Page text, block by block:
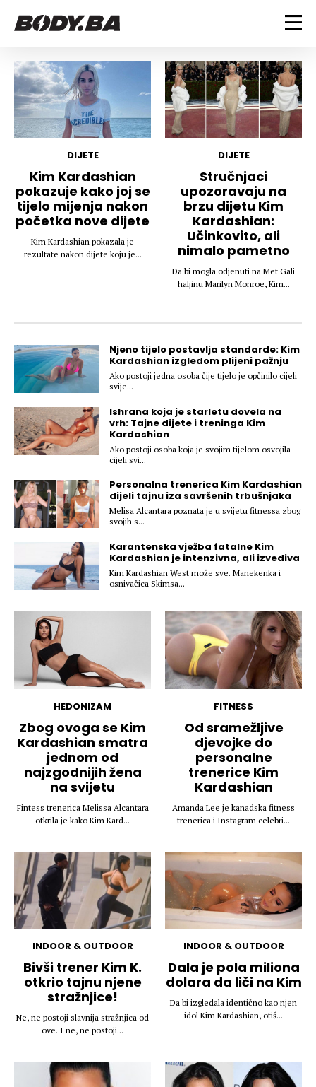
FITNESS
Vježbanje
Mršanje
Discipline
Indoor & Outdoor
BODYBUILDING
Trening i vježbe
Takmičarski bodybuilding
Savjeti
Ostalo
Dijete
Nutricionizam
Recepti
Tablica kalorija
ZDRAVLJE
Um i tijelo
Povrede i bolesti
Lifestyle
LIFESTYLE
Bodybuilding
Njega njega
Šminka
Tehnologija
KALORIJE
DIJETE
Kim Kardashian
pokazuje kako joj se
tijelo mijenja nakon
početka nove dijete
Kim Kardashian pokazala je
rezultate nakon dijete koju je...
DIJETE
Stručnjaci
upozoravaju na
brzu dijetu Kim
Kardashian:
Učinkovito, ali
nimalo pametno
Da bi mogla odjenuti na Met Gali
haljinu Marilyn Monroe, Kim...
Njeno tijelo postavlja standarde: Kim
Kardashian izgledom plijeni pažnju
Ako postoji jedna osoba čije tijelo je opčinilo cijeli
svije...
Ishrana koja je starletu dovela na
vrh: Tajne dijete i treninga Kim
Kardashian
Ako postoji osoba koja je svojim tijelom osvojila
cijeli svi...
Personalna trenerica Kim Kardashian
dijeli tajnu iza savršenih trbušnjaka
Melisa Alcantara poznata je u svijetu fitnessa zbog
svojih s...
Karantenska vježba fatalne Kim
Kardashian je intenzivna, ali izvediva
Kim Kardashian West može sve. Manekenka i
osnivačica Skimsa...
HEDONIZAM
Zbog ovoga se Kim
Kardashian smatra
jednom od
najzgodnijih žena
na svijetu
Fintess trenerica Melissa Alcantara
otkrila je kako Kim Kard...
FITNESS
Od sramežljive
djevojke do
personalne
trenerice Kim
Kardashian
Amanda Lee je kanadska fitness
trenerica i Instagram celebri...
INDOOR & OUTDOOR
Bivši trener Kim K.
otkrio tajnu njene
stražnjice!
Ne, ne postoji slavnija stražnjica od
ove. I ne, ne postoji...
INDOOR & OUTDOOR
Dala je pola miliona
dolara da liči na Kim
Da bi izgledala identično kao njen
idol Kim Kardashian, otiš...